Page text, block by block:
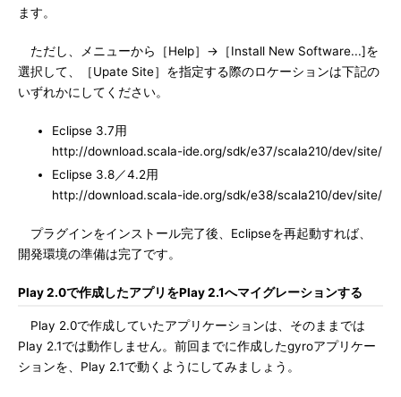
ます。
ただし、メニューから［Help］→［Install New Software...]を
選択して、［Upate Site］を指定する際のロケーションは下記の
いずれかにしてください。
Eclipse 3.7用
http://download.scala-ide.org/sdk/e37/scala210/dev/site/
Eclipse 3.8／4.2用
http://download.scala-ide.org/sdk/e38/scala210/dev/site/
プラグインをインストール完了後、Eclipseを再起動すれば、
開発環境の準備は完了です。
Play 2.0で作成したアプリをPlay 2.1へマイグレーションする
Play 2.0で作成していたアプリケーションは、そのままでは
Play 2.1では動作しません。前回までに作成したgyroアプリケー
ションを、Play 2.1で動くようにしてみましょう。